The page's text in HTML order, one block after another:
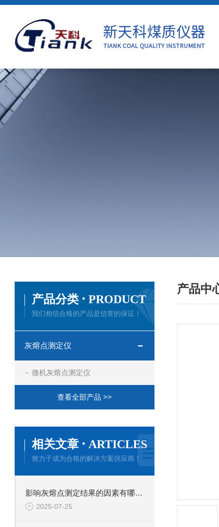
产品中
产品分类 · PRODUCT
我们相信合格的产品是信誉的保证！
灰熔点测定仪
微机灰熔点测定仪
查看全部产品 >>
相关文章 · ARTICLES
致力于成为合格的解决方案供应商！
影响灰熔点测定结果的因素有哪些？新天科煤质仪器告知您。
2025-07-25